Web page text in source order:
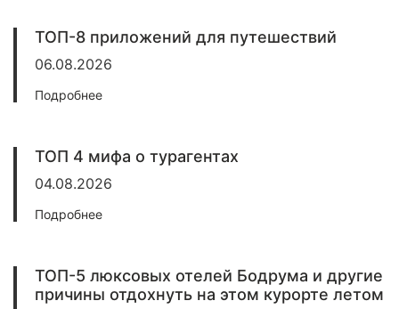
ТОП-8 приложений для путешествий
06.08.2026
Подробнее
ТОП 4 мифа о турагентах
04.08.2026
Подробнее
ТОП-5 люксовых отелей Бодрума и другие
причины отдохнуть на этом курорте летом